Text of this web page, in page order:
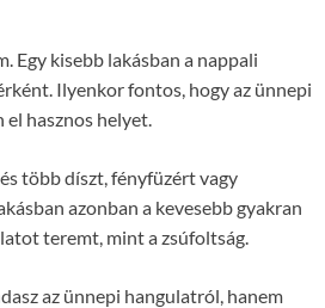
Egy kisebb lakásban a nappali
Ilyenkor fontos, hogy az ünnepi
hasznos helyet.
több díszt, fényfüzért vagy
azonban a kevesebb gyakran
teremt, mint a zsúfoltság.
az ünnepi hangulatról, hanem